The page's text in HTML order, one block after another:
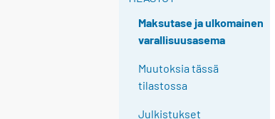
Maksutase ja ulkomainen
varallisuusasema
Muutoksia tässä
tilastossa
Julkistukset